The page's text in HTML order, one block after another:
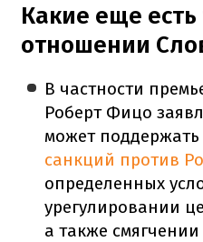
Какие еще есть
отношении
В частности
Роберт Фицо
может поддержать
санкций против
определенных
урегулировании
а также